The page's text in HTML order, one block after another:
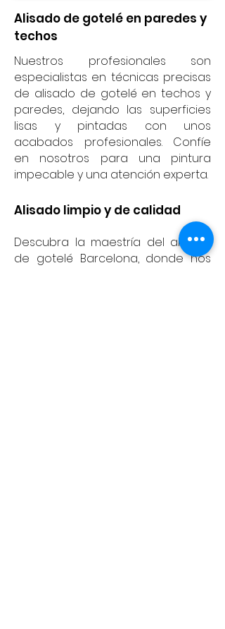
Alisado de gotelé en paredes y
techos
Nuestros profesionales son
especialistas en técnicas precisas
de alisado de gotelé en techos y
paredes, dejando las superficies
lisas y pintadas con unos
acabados profesionales. Confíe
en nosotros para una pintura
impecable y una atención experta.
Alisado limpio y de calidad
Descubra la maestría del alisado
de gotelé Barcelona, donde nos